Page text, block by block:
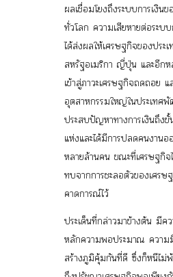
ผลเชื่อมโยงถึงระบบการเงิน
ทั่วโลก ความเสียหายต่อระบบ
ได้ส่งผลให้เศรษฐกิจของประ
สหรัฐอเมริกา ญี่ปุ่น และอีกห
เข้าสู่ภาวะเศรษฐกิจถดถอย
อุตสาหกรรมใหญ่ในประเทศ
ประสบปัญหาทางการเงินถึงขั้
แห่งและได้มีการปลดคนงาน
หลายล้านคน ขณะที่เศรษฐกิจ
ทบจากการชะลอตัวของเศรษ
คาดการณ์ไว้
ประเด็นที่กล่าวมาข้างต้น มีค
หลักความพอประมาณ ความ
สร้างภูมิคุ้มกันที่ดี ซึ่งก็หนีไม่